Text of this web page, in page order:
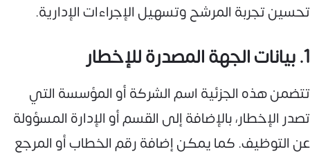
تحسين تجربة المرشح وتسهيل الإجراءات الإدارية.
1. بيانات الجهة المصدرة للإخطار
تتضمن هذه الجزئية اسم الشركة أو المؤسسة التي
تصدر الإخطار، بالإضافة إلى القسم أو الإدارة المسؤولة
عن التوظيف. كما يمكن إضافة رقم الخطاب أو المرجع